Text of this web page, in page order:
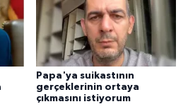
Papa'ya suikastının
gerçeklerinin ortaya
çıkmasını istiyorum